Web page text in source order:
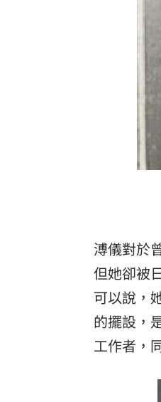
溥儀對於
但她卻被
可以說，
的擺設，
工作者，